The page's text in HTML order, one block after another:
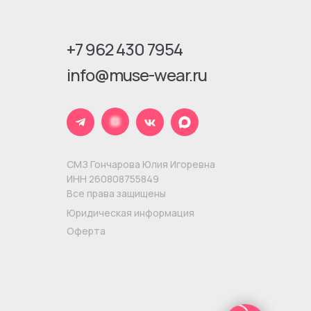
Юридическая информация
СМЗ Гончарова Юлия Игоревна
ИНН 260808755849
Все права защищены
+7 962 430 7954
info@muse-wear.ru
Оферта